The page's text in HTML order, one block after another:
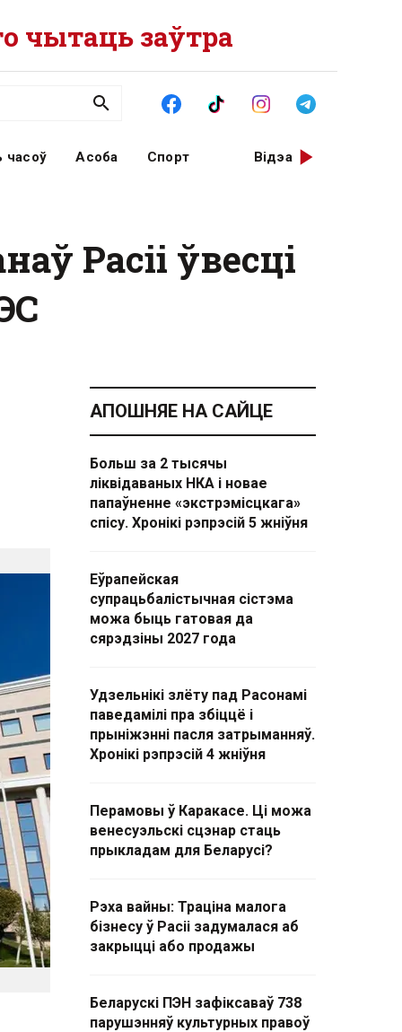
чытаць заўтра
часоў Асоба Спорт Відэа
Расіі ўвесці
АПОШНЯЕ НА САЙЦЕ
Больш за 2 тысячы
ліквідаваных НКА і новае
папаўненне «экстрэмісцкага»
спісу. Хронікі рэпрэсій 5 жніўня
Еўрапейская
супрацьбалістычная сістэма
можа быць гатовая да
сярэдзіны 2027 года
Удзельнікі злёту пад Расонамі
паведамілі пра збіццё і
прыніжэнні пасля затрыманняў.
Хронікі рэпрэсій 4 жніўня
Перамовы ў Каракасе. Ці можа
венесуэльскі сцэнар стаць
прыкладам для Беларусі?
Рэха вайны: Траціна малога
бізнесу ў Расіі задумалася аб
закрыцці або продажы
Беларускі ПЭН зафіксаваў 738
парушэнняў культурных правоў